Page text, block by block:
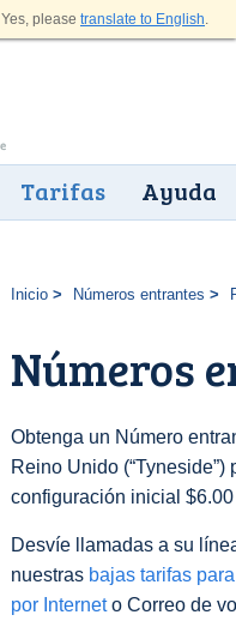
Yes, please translate to English.
Tarifas Ayuda
Inicio Números entrantes
Números
Obtenga un Número
Reino Unido
configuración inicial
Desvíe llamadas a su
nuestras bajas tarifas
por Interneto Correo de